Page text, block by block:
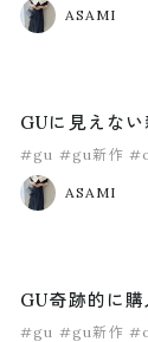
ASAMI
GUに見えな
#gu #gu新作
ASAMI
GU奇跡的に
#gu #gu新作